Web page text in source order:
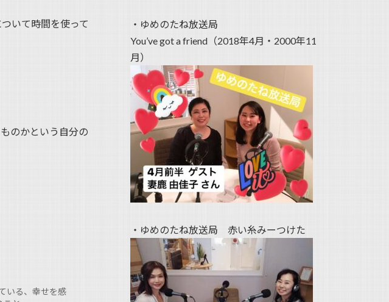
いて時間を使って
のかという自分の
いる、幸せを感
・ゆめのたね放送局
You’ve got a friend（2018年4月・2000年11
月）
・ゆめのたね放送局 赤い糸みーつけた